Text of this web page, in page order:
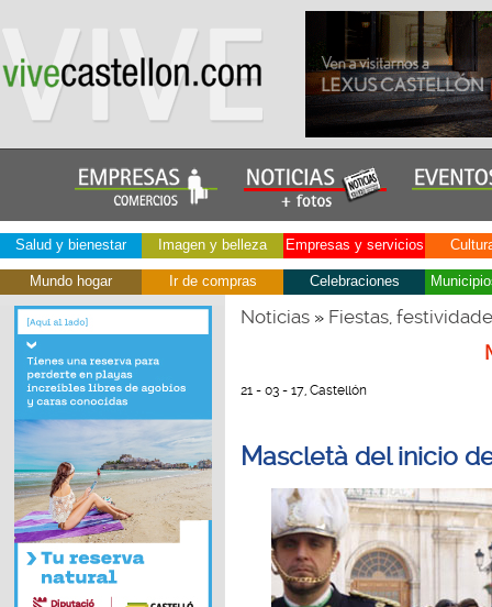
Salud y bienestar Imagen y belleza Empresas y servicios
Mundo hogar Ir de compras Celebraciones
Noticias» Fiestas,
21 - 03 - 17, Castellón
Mascletà del inicio